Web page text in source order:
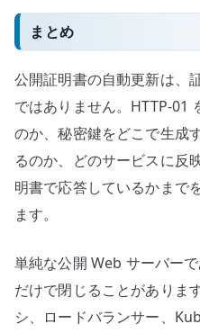
まとめ
公開証明書の自動更新は、
ではありません。HTTP-01
のか、秘密鍵をどこで生成
るのか、どのサービスに反
明書で応答しているかまで
ます。
単純な公開 Web サーバー
だけで閉じることがありま
シ、ロードバランサー、